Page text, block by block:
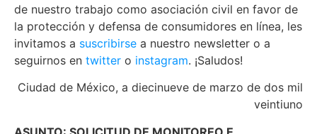
de nuestro trabajo como asociación civil en favor de
la protección y defensa de consumidores en línea, les
invitamos a suscribirse a nuestro newsletter o a
seguirnos en twitter o instagram. ¡Saludos!
Ciudad de México, a diecinueve de marzo de dos mil
veintiuno